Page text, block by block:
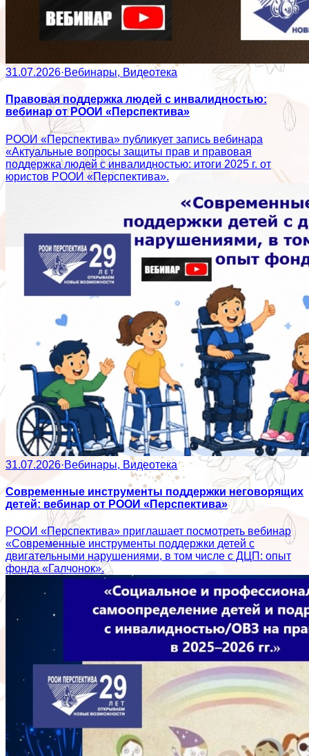
31.07.2026·Вебинары, Видеотека
Правовая поддержка людей с инвалидностью:
вебинар от РООИ «Перспектива»
РООИ «Перспектива» публикует запись вебинара
«Актуальные вопросы защиты прав и правовая
поддержка людей с инвалидностью: итоги 2025 г. от
юристов РООИ «Перспектива».
31.07.2026·Вебинары, Видеотека
Современные инструменты поддержки неговорящих
детей: вебинар от РООИ «Перспектива»
РООИ «Перспектива» приглашает посмотреть вебинар
«Современные инструменты поддержки детей с
двигательными нарушениями, в том числе с ДЦП: опыт
фонда «Галчонок».